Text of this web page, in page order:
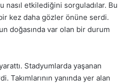
nasıl etkilediğini sorguladılar. Bu
kez daha gözler önüne serdi.
doğasında var olan bir durum
Stadyumlarda yaşanan
yanında yer alan